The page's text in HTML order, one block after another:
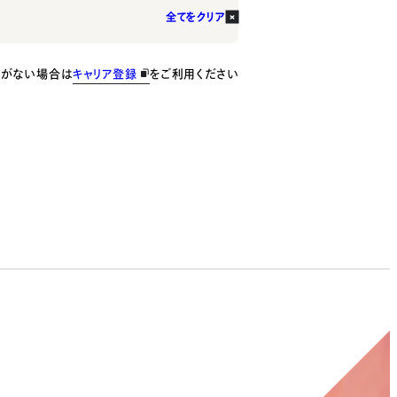
全てをクリア
ない場合はキャリア登録 をご利用ください